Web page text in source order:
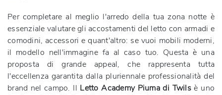
Per completare al meglio l'arredo della tua zona notte è
essenziale valutare gli accostamenti del letto con armadi e
comodini, accessori e quant'altro: se vuoi mobili moderni,
il modello nell'immagine fa al caso tuo. Questa è una
proposta di grande appeal, che rappresenta tutta
l'eccellenza garantita dalla pluriennale professionalità del
brand nel campo. Il Letto Academy Piuma di Twilsè uno